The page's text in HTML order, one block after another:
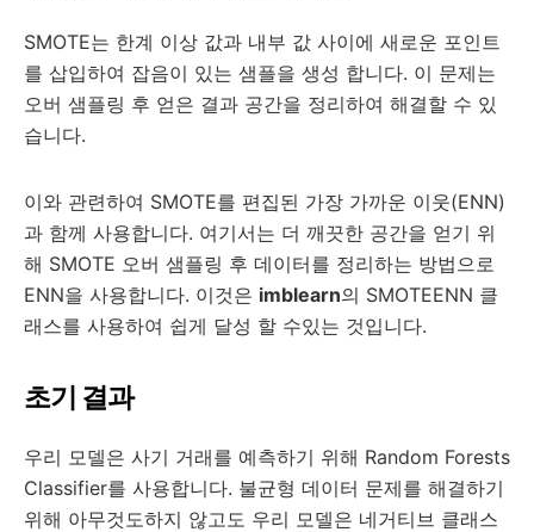
SMOTE는 한계 이상 값과 내부 값 사이에 새로운 포인트
를 삽입하여 잡음이 있는 샘플을 생성 합니다. 이 문제는
오버 샘플링 후 얻은 결과 공간을 정리하여 해결할 수 있
습니다.
이와 관련하여 SMOTE를 편집된 가장 가까운 이웃(ENN)
과 함께 사용합니다. 여기서는 더 깨끗한 공간을 얻기 위
해 SMOTE 오버 샘플링 후 데이터를 정리하는 방법으로
ENN을 사용합니다. 이것은 imblearn의 SMOTEENN 클
래스를 사용하여 쉽게 달성 할 수있는 것입니다.
초기 결과
우리 모델은 사기 거래를 예측하기 위해 Random Forests
Classifier를 사용합니다. 불균형 데이터 문제를 해결하기
위해 아무것도하지 않고도 우리 모델은 네거티브 클래스